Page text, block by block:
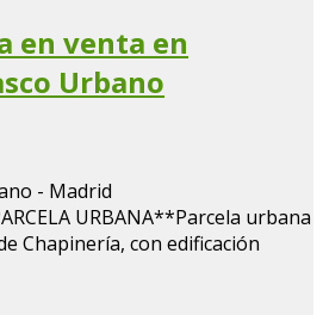
en venta en
Urbano
- Madrid
URBANA**Parcela urbana
Chapinería, con edificación